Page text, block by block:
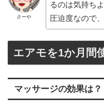
さーや
るのは気持ち
圧迫度なので
エアモを1か月間
マッサージの効果は？